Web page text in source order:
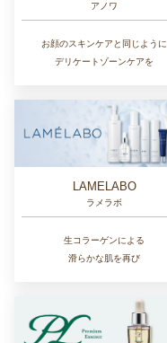
アノワ
お顔のスキンケアと同じように
デリケートゾーンケアを
LAMELABO
ラメラボ
生コラーゲンによる
滑らかな肌を再び